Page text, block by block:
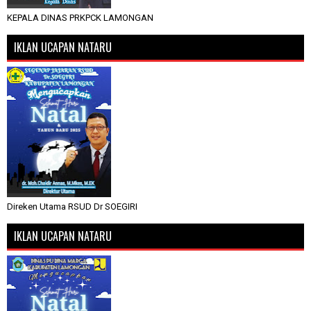
KEPALA DINAS PRKPCK LAMONGAN
IKLAN UCAPAN NATARU
Direken Utama RSUD Dr SOEGIRI
IKLAN UCAPAN NATARU